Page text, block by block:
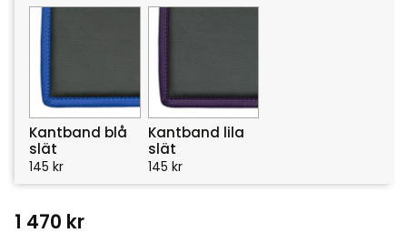
Kantband blå
slät
145 kr
Kantband lila
slät
145 kr
1 470 kr